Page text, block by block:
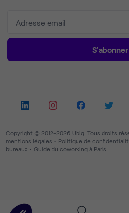
S'abonner
Copyright © 2012-2026 Ubiq. Tous droits
mentions légales
Politique de
bureaux
Guide du coworking à Paris